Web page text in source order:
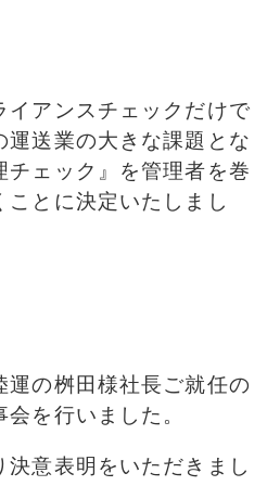
イアンスチェックだけで
運送業の大きな課題とな
チェック』を管理者を巻
ことに決定いたしまし
運の桝田様社長ご就任の
を行いました。
意表明をいただきまし